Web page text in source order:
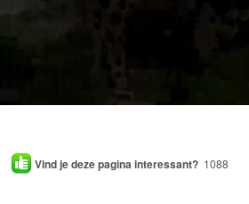
Vind je deze pagina interessant? 1088